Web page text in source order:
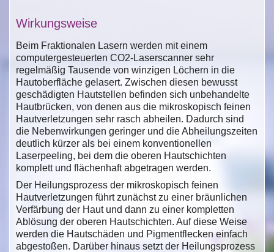
Wirkungsweise
Beim Fraktionalen Lasern werden mit einem
computergesteuerten CO2-Laserscanner sehr
regelmäßig Tausende von winzigen Löchern in die
Hautoberfläche gelasert. Zwischen diesen bewusst
geschädigten Hautstellen befinden sich unbehandelte
Hautbrücken, von denen aus die mikroskopisch feinen
Hautverletzungen sehr rasch abheilen. Dadurch sind
die Nebenwirkungen geringer und die Abheilungszeiten
deutlich kürzer als bei einem konventionellen
Laserpeeling, bei dem die oberen Hautschichten
komplett und flächenhaft abgetragen werden.
Der Heilungsprozess der mikroskopisch feinen
Hautverletzungen führt zunächst zu einer bräunlichen
Verfärbung der Haut und dann zu einer kompletten
Ablösung der oberen Hautschichten. Auf diese Weise
werden die Hautschäden und Pigmentflecken einfach
abgestoßen. Darüber hinaus setzt der Heilungsprozess